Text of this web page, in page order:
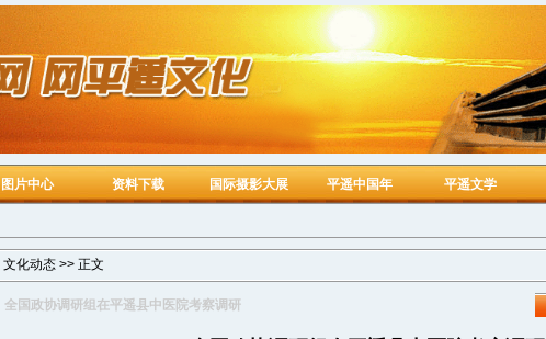
图片中心 资料下载 国际摄影大展 平遥中国年 平遥文学
文化动态 >> 正文
全国政协调研组在平遥县中医院考察调研